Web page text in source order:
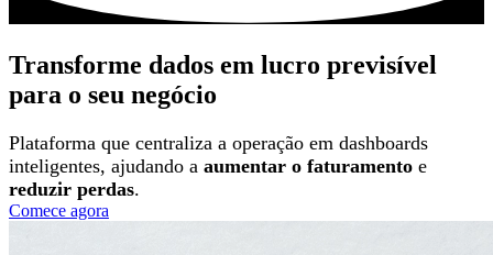
Transforme dados em lucro previsível
para o seu negócio
Plataforma que centraliza a operação em dashboards
inteligentes, ajudando a aumentar o faturamento e
reduzir perdas.
Comece agora